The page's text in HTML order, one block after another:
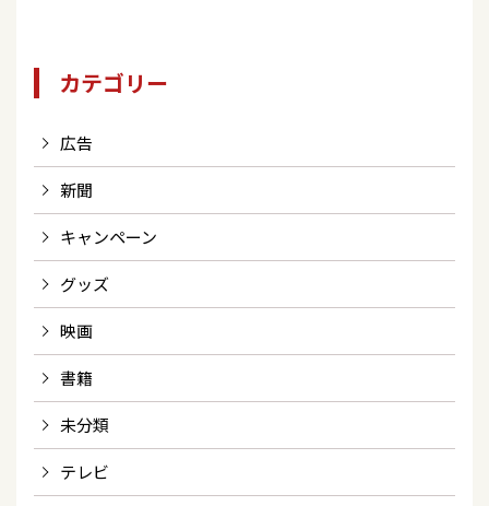
カテゴリー
広告
新聞
キャンペーン
グッズ
映画
書籍
未分類
テレビ